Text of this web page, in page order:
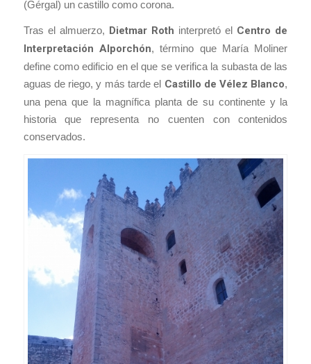
(Gérgal) un castillo como corona.
Tras el almuerzo, Dietmar Roth interpretó el Centro de
Interpretación Alporchón, término que María Moliner
define como edificio en el que se verifica la subasta de las
aguas de riego, y más tarde el Castillo de Vélez Blanco,
una pena que la magnífica planta de su continente y la
historia que representa no cuenten con contenidos
conservados.